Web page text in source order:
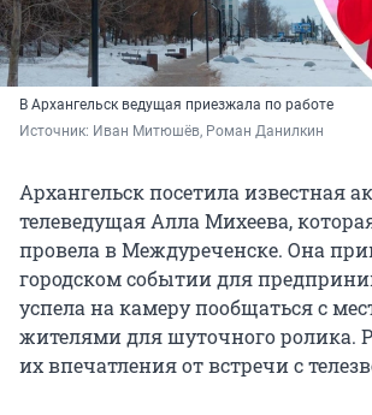
В Архангельск ведущая приезжала по работе
Источник: Иван Митюшёв, Роман Данилкин
Архангельск посетила известная
телеведущая Алла Михеева,
провела в Междуреченске. Она
городском событии для
успела на камеру пообщаться с
жителями для шуточного ролика.
их впечатления от встречи с